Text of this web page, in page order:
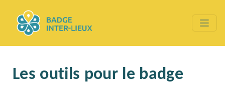
Les outils pour le badge